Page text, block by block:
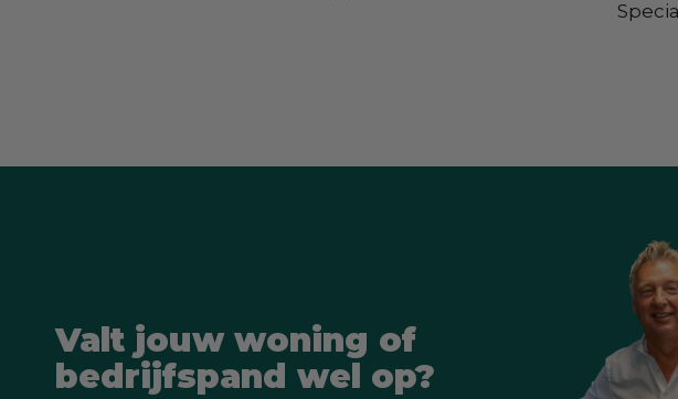
Valt jouw woning of
bedrijfspand wel op?